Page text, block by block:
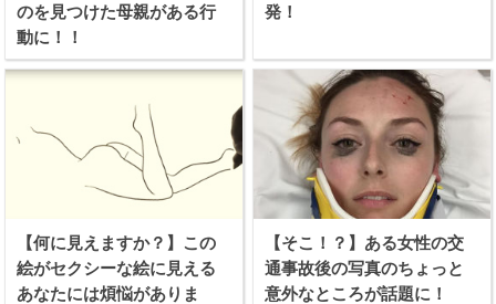
のを見つけた母親がある行
動に！！
発！
【何に見えますか？】この
絵がセクシーな絵に見える
あなたには煩悩がありま
【そこ！？】ある女性の交
通事故後の写真のちょっと
意外なところが話題に！